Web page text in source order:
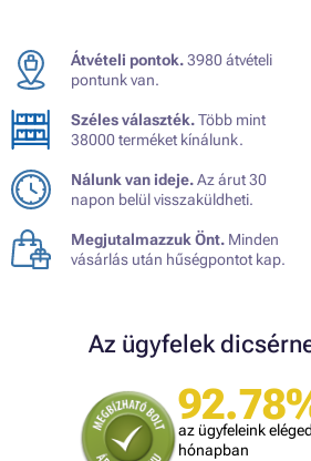
Átvételi pontok.3980 átvételi
pontunk van.
Széles választék.Több mint
38000 terméket kínálunk.
Nálunk van ideje.Az árut 30
napon belül visszaküldheti.
Megjutalmazzuk Önt. Minden
vásárlás után hűségpontot kap.
Az ügyfelek
az ügyfeleink
hónapban